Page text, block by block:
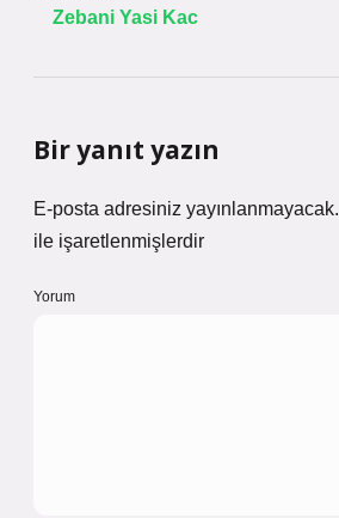
Zebani Yasi Kac
Bir yanıt yazın
E-posta adresiniz yayınlanmayacak.
ile işaretlenmişlerdir
Yorum